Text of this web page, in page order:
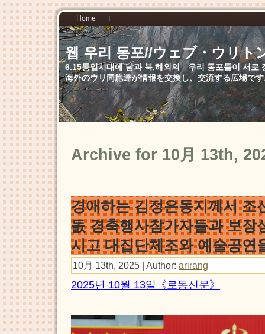
Home
웹 우리 동포//ウェブ・ウリト
6.15통일시대에 남과 북,해외의 우리 동포들이 서로
海外のウリ同胞達が情報を交換し、交流する広場で
Archive for 10月 13th,
경애하는 김정은동지께서 조
돐 경축행사참가자들과 보장
시고 대집단체조와 예술공연
10月 13th, 2025 | Author: arirang
2025년 10월 13일《로동신문》